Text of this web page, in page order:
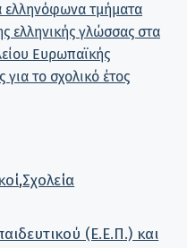
ελληνόφωνα τμήματα
ελληνικής γλώσσας στα
Ευρωπαϊκής
το σχολικό έτος
,Σχολεία
(Ε.Ε.Π.) και